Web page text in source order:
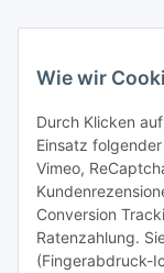
Wie wir
Durch Klicken
Einsatz
Vimeo,
Conversion
Ratenzahlung.
(Fingerabdruck-
Gesetzliche